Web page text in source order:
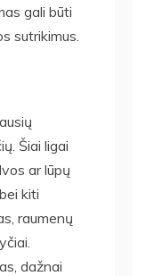
gali būti
sutrikimus.
Šiai ligai
ar lūpų
kiti
raumenų
dažnai